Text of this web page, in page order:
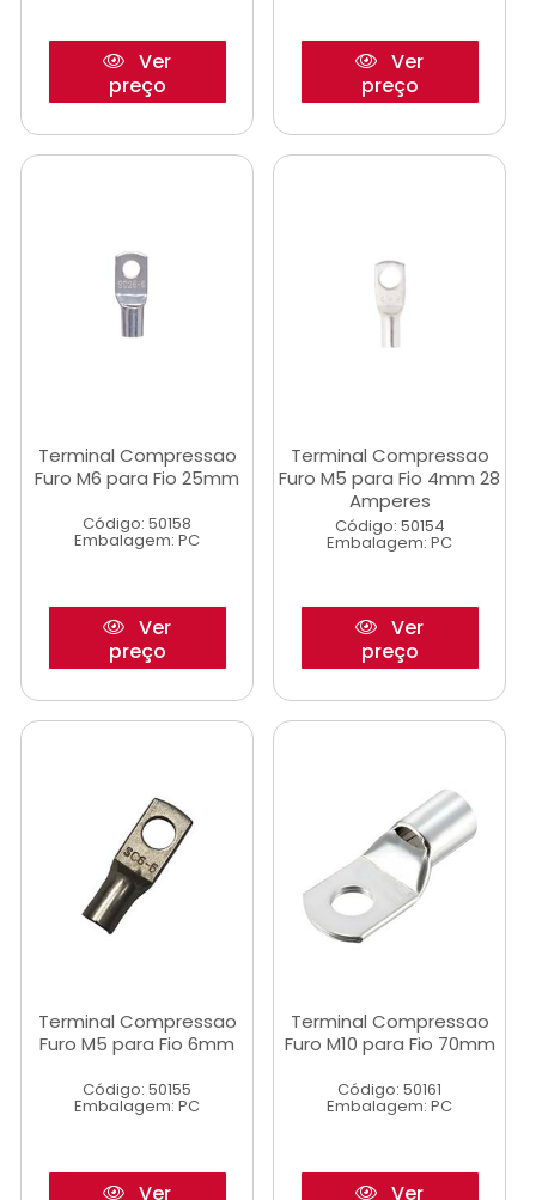
Ver
preço
Ver
preço
Terminal Compressao
Furo M6 para Fio 25mm
Código: 50158
Embalagem: PC
Ver
preço
Terminal Compressao
Furo M5 para Fio 4mm 28
Amperes
Código: 50154
Embalagem: PC
Ver
preço
Terminal Compressao
Furo M5 para Fio 6mm
Código: 50155
Embalagem: PC
Ver
Terminal Compressao
Furo M10 para Fio 70mm
Código: 50161
Embalagem: PC
Ver